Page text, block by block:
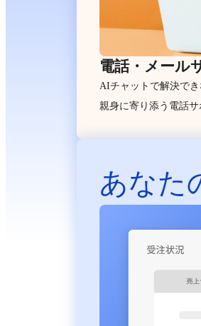
電話・メール
AIチャットで解決で
親身に寄り添う電話サ
あなた